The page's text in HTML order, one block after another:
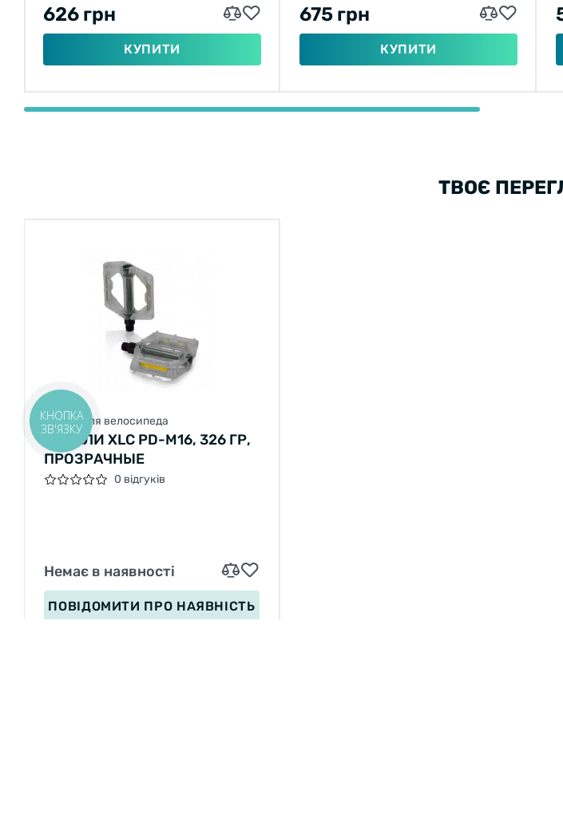
626 грн
КУПИТИ
675 грн
КУПИТИ
ТВОЄ
Педалі для велосипеда
ПЕДАЛИ XLC PD-M16, 326 ГР,
ПРОЗРАЧНЫЕ
0 відгуків
Немає в наявності
ПОВІДОМИТИ ПРО НАЯВНІСТЬ
КНОПКА
ЗВ'ЯЗКУ